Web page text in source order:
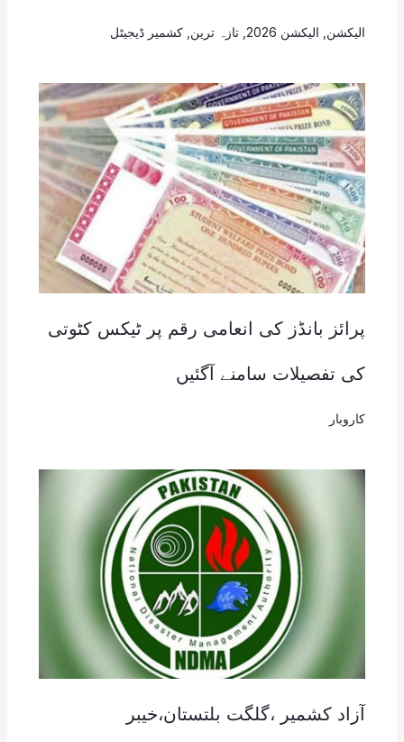
الیکشن الیکشن 2026 , تازہ ترین کشمیر ڈیجیٹل
پرائز بانڈز کی انعامی رقم پر ٹیکس کٹوتی
کی تفصیلات سامنے آگئیں
کاروبار
آزاد کشمیر ،گلگت بلتستان،خیبر